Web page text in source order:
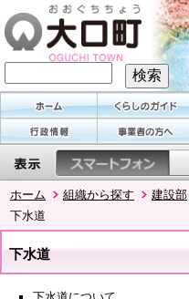
ホーム 組織から探す 建設部
下水道
下水道